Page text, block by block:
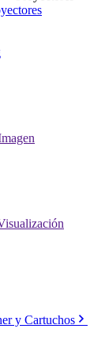
y Cartuchos